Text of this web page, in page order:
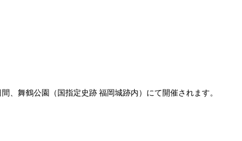
、舞鶴公園（国指定史跡 福岡城跡内）にて開催されます。